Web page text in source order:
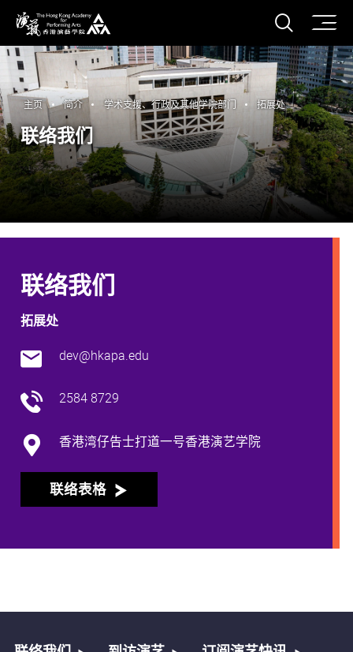
香港演艺学院
打开
主页 简介 学术支援、行政及其他学院部门 拓展处
联络我们
联络我们
拓展处
dev@hkapa.edu
2584 8729
香港湾仔告士打道一号香港演艺学院
联络表格